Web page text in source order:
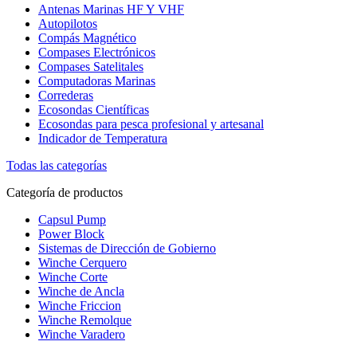
Antenas Marinas HF Y VHF
Autopilotos
Compás Magnético
Compases Electrónicos
Compases Satelitales
Computadoras Marinas
Correderas
Ecosondas Científicas
Ecosondas para pesca profesional y artesanal
Indicador de Temperatura
Todas las categorías
Categoría de productos
Capsul Pump
Power Block
Sistemas de Dirección de Gobierno
Winche Cerquero
Winche Corte
Winche de Ancla
Winche Friccion
Winche Remolque
Winche Varadero